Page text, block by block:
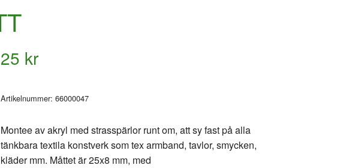
25 kr
Artikelnummer: 66000047
Montee av akryl med strasspärlor runt om, att sy fast på alla
tänkbara textila konstverk som tex armband, tavlor, smycken,
kläder mm. Måttet är 25x8 mm, med